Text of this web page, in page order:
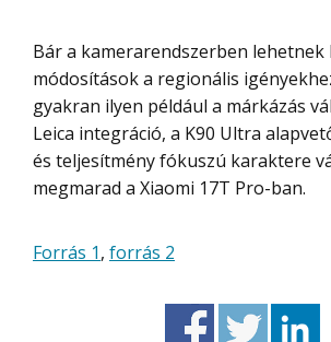
Bár a kamerarendszerben lehetnek kisebb
módosítások a regionális
gyakran ilyen például a márkázás
Leica integráció, a K90 Ultra
és teljesítmény fókuszú karaktere
megmarad a Xiaomi 17T Pro-ban.
Forrás 1, forrás 2